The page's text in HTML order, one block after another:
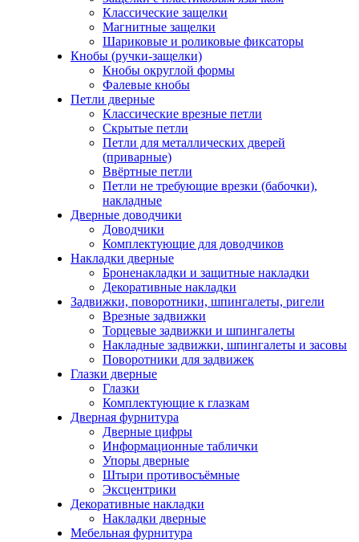
Классические защелки
Магнитные защелки
Шариковые и роликовые фиксаторы
Кнобы (ручки-защелки)
Кнобы округлой формы
Фалевые кнобы
Петли дверные
Классические врезные петли
Скрытые петли
Петли для металлических дверей
(приварные)
Ввёртные петли
Петли не требующие врезки (бабочки),
накладные
Дверные доводчики
Доводчики
Комплектующие для доводчиков
Накладки дверные
Броненакладки и защитные накладки
Декоративные накладки
Задвижки, поворотники, шпингалеты, ригели
Врезные задвижки
Торцевые задвижки и шпингалеты
Накладные задвижки, шпингалеты и засовы
Поворотники для задвижек
Глазки дверные
Глазки
Комплектующие к глазкам
Дверная фурнитура
Дверные цифры
Информационные таблички
Упоры дверные
Штыри противосъёмные
Эксцентрики
Декоративные накладки
Накладки дверные
Мебельная фурнитура